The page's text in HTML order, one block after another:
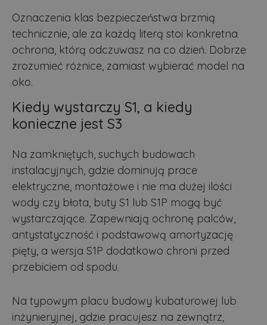
Oznaczenia klas bezpieczeństwa brzmią
technicznie, ale za każdą literą stoi konkretna
ochrona, którą odczuwasz na co dzień. Dobrze
zrozumieć różnice, zamiast wybierać model na
oko.
Kiedy wystarczy S1, a kiedy
konieczne jest S3
Na zamkniętych, suchych budowach
instalacyjnych, gdzie dominują prace
elektryczne, montażowe i nie ma dużej ilości
wody czy błota, buty S1 lub S1P mogą być
wystarczające. Zapewniają ochronę palców,
antystatyczność i podstawową amortyzację
pięty, a wersja S1P dodatkowo chroni przed
przebiciem od spodu.
Na typowym placu budowy kubaturowej lub
inżynieryjnej, gdzie pracujesz na zewnątrz,